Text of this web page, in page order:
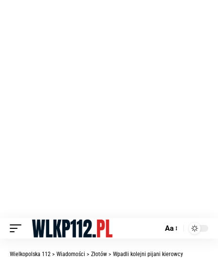
Aa
Wielkopolska 112 > Wiadomości > Złotów > Wpadli kolejni pijani kierowcy